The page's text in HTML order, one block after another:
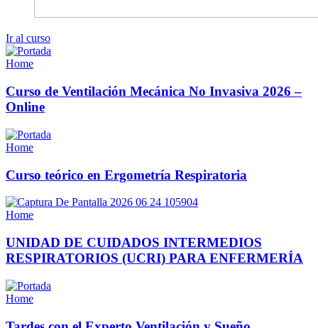
Ir al curso
Home
Curso de Ventilación Mecánica No Invasiva 2026 –
Online
Home
Curso teórico en Ergometría Respiratoria
Home
UNIDAD DE CUIDADOS INTERMEDIOS
RESPIRATORIOS (UCRI) PARA ENFERMERÍA
Home